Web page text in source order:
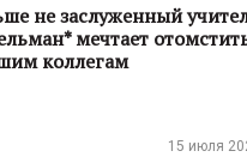
не заслуженный
мечтает
коллегам
15 июля